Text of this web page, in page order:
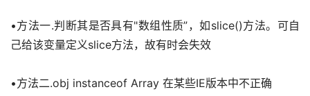
•方法一.判断其是否具有"数组性质”，如slice()方法。可自
己给该变量定义slice方法，故有时会失效
•方法二.obj instanceof Array 在某些IE版本中不正确